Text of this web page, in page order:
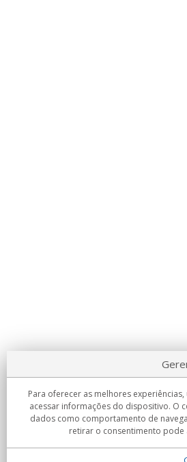
Para oferecer as melhores
acessar informações do dispositivo. O
dados como comportamento de
retirar o consentimento pode